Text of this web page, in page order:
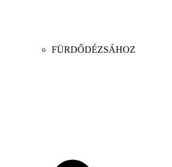
FÜRDŐDÉZSÁHOZ